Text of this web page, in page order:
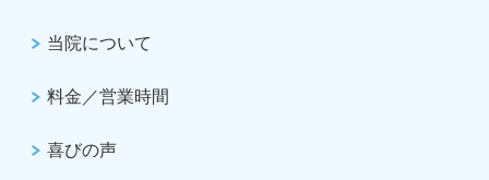
当院について
料金／営業時間
喜びの声